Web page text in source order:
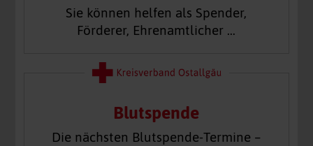
Sie können helfen als Spender,
Förderer, Ehrenamtlicher …
Blutspende
Die nächsten Blutspende-Termine –